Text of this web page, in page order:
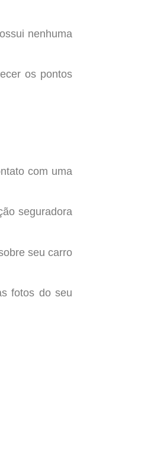
nenhuma
os pontos
com uma
seguradora
seu carro
fotos do seu